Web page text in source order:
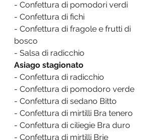
- Confettura di pomodori verdi
- Confettura di fichi
- Confettura di fragole e frutti di
bosco
- Salsa di radicchio
Asiago stagionato
- Confettura di radicchio
- Confettura di pomodoro verde
- Confettura di sedano Bitto
- Confettura di mirtilli Bra tenero
- Confettura di ciliegie Bra duro
- Confettura di mirtilli Brie